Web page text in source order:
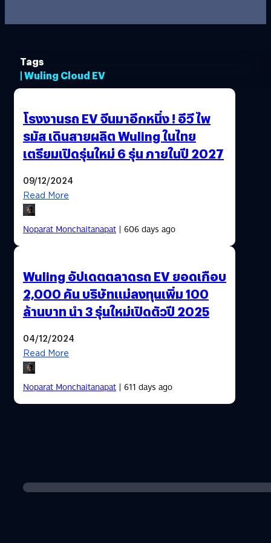
Tags
| Wuling Cloud EV
โรงงานรถ EV จีนมาอีกหนึ่ง ! อีวี ไพ
รมัส เดินสายผลิต Wuling ในไทย
เตรียมเปิดรุ่นใหม่ 6 รุ่น ภายในปี 2027
09/12/2024
Read More
Noparat Monchaitanapat| 606 days ago
Wuling อัปเดตตลาดรถ EV ยอดเกือบ
2,000 คัน บริษัทแม่ลงทุนเพิ่ม 100
ล้านบาท นำ 3 รุ่นใหม่เปิดตัวปี 2025
04/12/2024
Read More
Noparat Monchaitanapat| 611 days ago